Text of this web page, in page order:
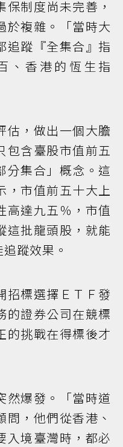
制度尚未完善，
於複雜。「當時大
追蹤『全集合』指
、香港的恆生指
估，做出一個大膽
包含臺股市值前五
分集合」概念。這
，市值前五十大上
高達九五％，市值
這批龍頭股，就能
蹤效果。
標選擇ＥＴＦ發
的證券公司在競標
的挑戰在得標後才
然爆發。「當時道
，他們從香港、
入境臺灣時，都必